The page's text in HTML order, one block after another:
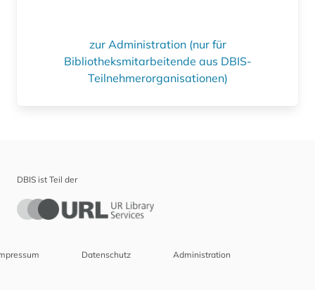
zur Administration (nur für
Bibliotheksmitarbeitende aus DBIS-
Teilnehmerorganisationen)
DBIS ist Teil der
Datenschutz Administration